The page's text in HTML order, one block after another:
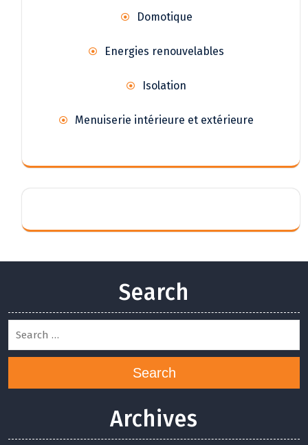
Domotique
Energies renouvelables
Isolation
Menuiserie intérieure et extérieure
Search
Search
Archives